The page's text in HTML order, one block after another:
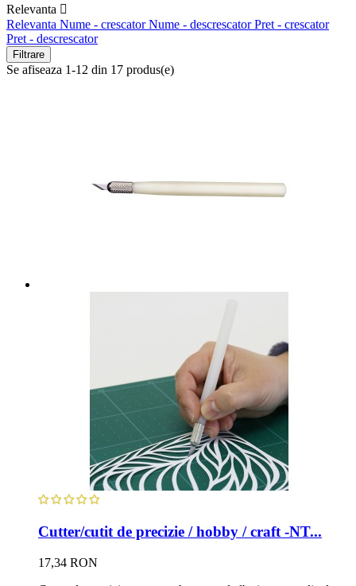
Relevanta 
Relevanta Nume - crescatorNume - descrescatorPret - crescator
Pret - descrescator
Filtrare
Se afiseaza 1-12 din 17 produs(e)
Cutter/cutit de precizie / hobby / craft -NT...
17,34 RON